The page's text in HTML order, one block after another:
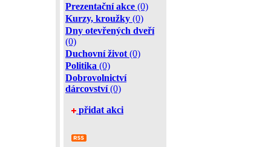
Prezentační akce (0)
Kurzy, kroužky (0)
Dny otevřených dveří
(0)
Duchovní život (0)
Politika (0)
Dobrovolnictví
dárcovství(0)
přidat akci